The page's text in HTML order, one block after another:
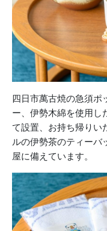
四日市萬古焼の急須ポ
ー、伊勢木綿を使用し
て設置、お持ち帰りい
ルの伊勢茶のティーバ
屋に備えています。